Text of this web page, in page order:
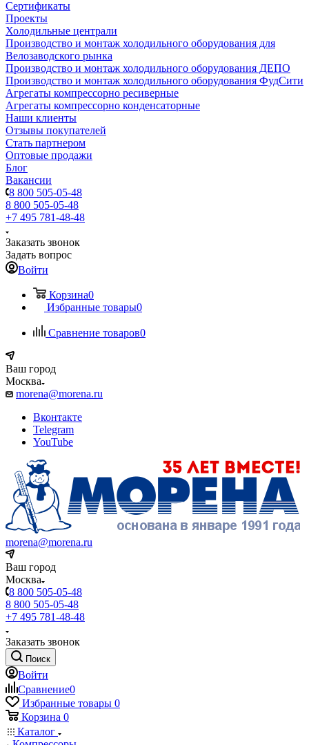
Сертификаты
Проекты
Холодильные централи
Производство и монтаж холодильного оборудования для
Велозаводского рынка
Производство и монтаж холодильного оборудования ДЕПО
Производство и монтаж холодильного оборудования ФудСити
Агрегаты компрессорно ресиверные
Агрегаты компрессорно конденсаторные
Наши клиенты
Отзывы покупателей
Стать партнером
Оптовые продажи
Блог
Вакансии
8 800 505-05-48
8 800 505-05-48
+7 495 781-48-48
Заказать звонок
Задать вопрос
Войти
Корзина0
Избранные товары0
Сравнение товаров0
Ваш город
Москва
morena@morena.ru
Вконтакте
Telegram
YouTube
morena@morena.ru
Ваш город
Москва
8 800 505-05-48
8 800 505-05-48
+7 495 781-48-48
Заказать звонок
Поиск
Войти
Сравнение0
Избранные товары 0
Корзина 0
Каталог